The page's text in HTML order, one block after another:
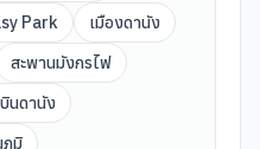
Park
เมืองดานัง
สะพานมังกรไฟ
นดานัง
ภูมิ